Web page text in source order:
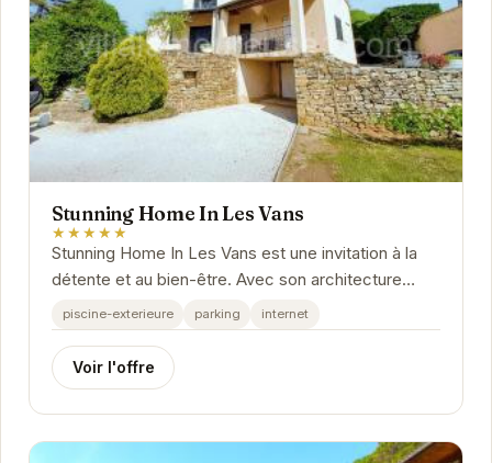
Stunning Home In Les Vans
★★★★★
Stunning Home In Les Vans est une invitation à la
détente et au bien-être. Avec son architecture
élégante et ses intérieurs raffinés, cette...
piscine-exterieure parking internet
Voir l'offre